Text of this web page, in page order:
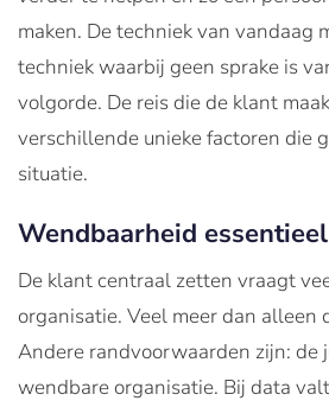
maken. De techniek van vandaag
techniek waarbij geen sprake is
volgorde. De reis die de klant
verschillende unieke factoren die
situatie.
Wendbaarheid essentieel
De klant centraal zetten vraagt
organisatie. Veel meer dan alleen
Andere randvoorwaarden zijn: de
wendbare organisatie. Bij data